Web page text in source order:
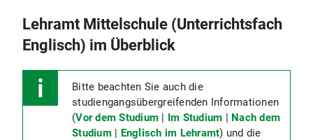
Lehramt Mittelschule (Unterrichtsfach
Englisch) im Überblick
Bitte beachten Sie auch die
studiengangsübergreifenden Informationen
(Vor dem Studium | Im Studium | Nach dem
Studium| Englisch im Lehramt) und die